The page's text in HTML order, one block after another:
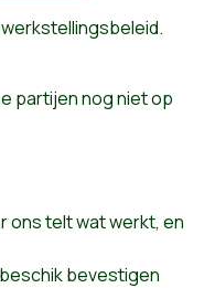
partijen nog niet op
ons telt wat werkt, en
bevestigen